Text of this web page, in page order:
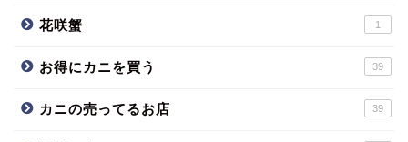
花咲蟹 1
お得にカニを買う 39
カニの売ってるお店 39